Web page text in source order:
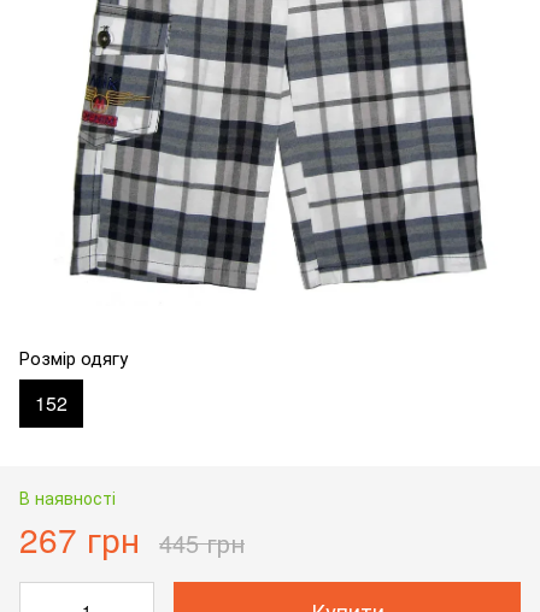
Розмір одягу
152
В наявності
267 грн 445 грн